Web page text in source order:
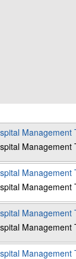
Management
Management
Management
Management